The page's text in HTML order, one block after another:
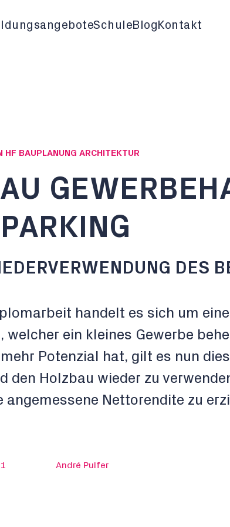
Schule Blog Kontakt
HF BAUPLANUNG ARCHITEKTUR
DES
handelt es sich um
welcher ein kleines Gewerbe
Potenzial hat, gilt es nun
den Holzbau wieder zu
angemessene Nettorendite zu
André Pulfer